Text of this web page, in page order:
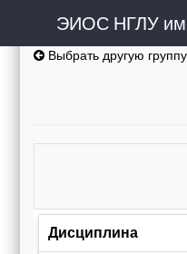
ЭИОС НГЛУ
Выбрать другую группу
Дисциплина